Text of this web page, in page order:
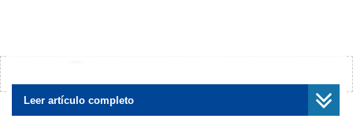
Leer artículo completo